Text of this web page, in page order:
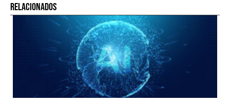
RELACIONADOS